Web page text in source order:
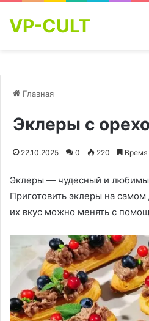
VP-CULT
Главная
Эклеры с
22.10.2025 0 220 Время
Эклеры — чудесный и
Приготовить эклеры на
их вкус можно менять с